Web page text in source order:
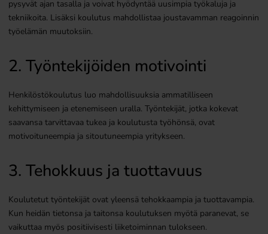
pysyvät ajan tasalla ja voivat hyödyntää uusimpia työkaluja ja
tekniikoita. Lisäksi koulutus mahdollistaa joustavamman reagoinnin
työelämän muutoksiin.
2. Työntekijöiden motivointi
Henkilöstökoulutus luo mahdollisuuksia ammatilliseen
kehittymiseen ja etenemiseen uralla. Työntekijät, jotka kokevat
saavansa tarvittavaa tukea ja koulutusta työhönsä, ovat
motivoituneempia ja sitoutuneempia yritykseen.
3. Tehokkuus ja tuottavuus
Koulutetut työntekijät ovat yleensä tehokkaampia ja tuottavampia.
Kun heidän tietonsa ja taitonsa koulutuksen myötä paranevat, se
vaikuttaa myös positiivisesti liiketoiminnan tulokseen.